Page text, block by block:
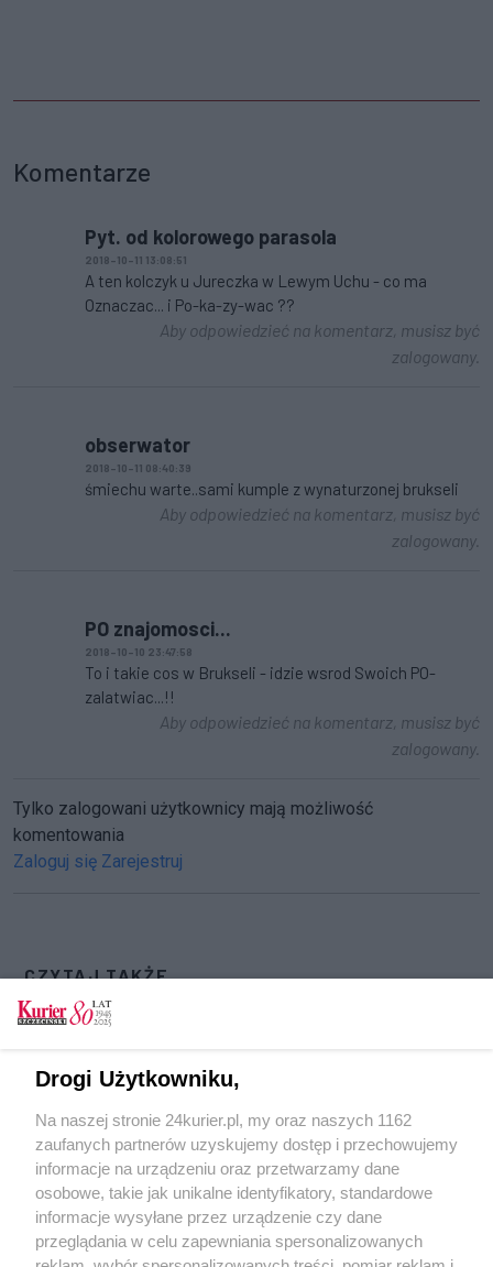
Komentarze
Pyt. od kolorowego parasola
2018-10-11 13:08:51
A ten kolczyk u Jureczka w Lewym Uchu - co ma
Oznaczac... i Po-ka-zy-wac ??
Aby odpowiedzieć na komentarz, musisz być
zalogowany.
obserwator
2018-10-11 08:40:39
śmiechu warte..sami kumple z wynaturzonej brukseli
Aby odpowiedzieć na komentarz, musisz być
zalogowany.
PO znajomosci...
2018-10-10 23:47:58
To i takie cos w Brukseli - idzie wsrod Swoich PO-
zalatwiac...!!
Aby odpowiedzieć na komentarz, musisz być
zalogowany.
Tylko zalogowani użytkownicy mają możliwość
komentowania
Zaloguj się Zarejestruj
CZYTAJ TAKŻE
Wolność wypowiedzi artystycznej
126 milionów złotych zebrano podczas 26.
Finału WOŚP
Będzie honor dla czyniących dobro?
POGODA
Drogi Użytkowniku,
Na naszej stronie 24kurier.pl, my oraz naszych 1162
zaufanych partnerów uzyskujemy dostęp i przechowujemy
informacje na urządzeniu oraz przetwarzamy dane
osobowe, takie jak unikalne identyfikatory, standardowe
informacje wysyłane przez urządzenie czy dane
przeglądania w celu zapewniania spersonalizowanych